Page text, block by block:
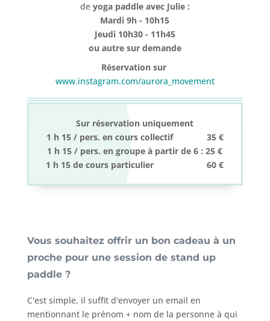
de yoga paddle avec Julie :
Mardi 9h - 10h15
Jeudi 10h30 - 11h45
ou autre sur demande
Réservation sur
www.instagram.com/aurora_movement
Sur réservation uniquement
1 h 15 / pers. en cours collectif 35 €
1 h 15 / pers. en groupe à partir de 6 : 25 €
1 h 15 de cours particulier 60 €
Vous souhaitez offrir un bon cadeau à un
proche pour une session de stand up
paddle ?
C'est simple, il suffit d'envoyer un email en
mentionnant le prénom + nom de la personne à qui